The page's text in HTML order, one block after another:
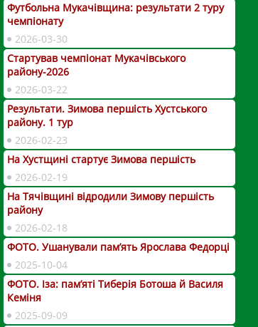
Футбольна Мукачівщина: результати 2 туру
чемпіонату
2026-03-30
Стартував чемпіонат Мукачівського
району-2026
2026-03-22
Результати. Зимова першість Хустського
району. 1 тур
2026-02-23
На Хустщині стартує Зимова першість
2026-02-19
На Тячівщині відродили Зимову першість
району
2026-02-18
ФОТО. Ушанували пам’ять Ярослава Федорці
2025-10-04
ФОТО. Іза: пам’яті Тиберія Ботоша й Василя
Кеміня
2025-09-09